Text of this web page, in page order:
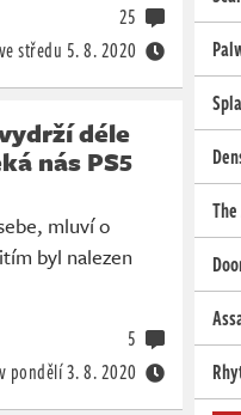
ve středu 5. 8. 2020
25
déle
nás PS5
mluví o
byl nalezen
v pondělí3. 8. 2020
5